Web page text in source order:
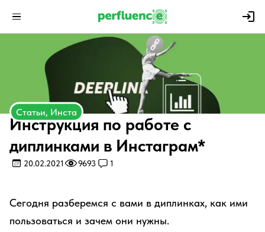
Статьи, Инста
Инструкция по работе с
диплинками в Инстаграм*
20.02.2021 9693 1
Сегодня разберемся с вами в диплинках, как ими
пользоваться и зачем они нужны.